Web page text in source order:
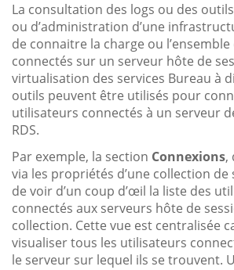
La consultation des logs ou des
ou d’administration d’une
de connaitre la charge ou
connectés sur un serveur hôte de
virtualisation des services Bureau à
outils peuvent être utilisés pour
utilisateurs connectés à un serveur
RDS.
Par exemple, la section Connexions,
via les propriétés d’une collection
de voir d’un coup d’œil la liste des
connectés aux serveurs hôte de
collection. Cette vue est centralisée
visualiser tous les utilisateurs
le serveur sur lequel ils se trouvent.